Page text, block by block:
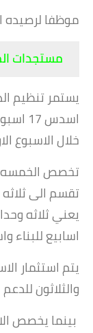
موظفا لرصيده
مستجدات
يستمر تنظيم
خلال الاسبوع
تخصص الخمسه
تقسم الى
يعني ثلاثه
اسابيع للبناء
يتم استثمار
والثلاثون
بينما يخصص